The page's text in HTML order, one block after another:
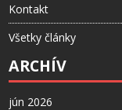
Kontakt
Všetky články
ARCHÍV
jún 2026